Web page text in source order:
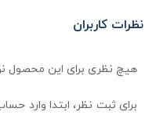
نظرات کاربران
هیچ نظری برای این محصول
برای ثبت نظر، ابتدا وارد